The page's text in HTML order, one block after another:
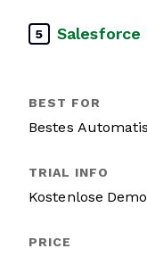
5 Salesforce
Bestes
Kostenlose